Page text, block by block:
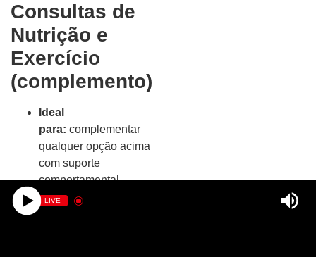
Consultas de
Nutrição e
Exercício
(complemento)
Ideal
para: complementar
qualquer opção acima
com suporte
comportamental
Pontos
LIVE